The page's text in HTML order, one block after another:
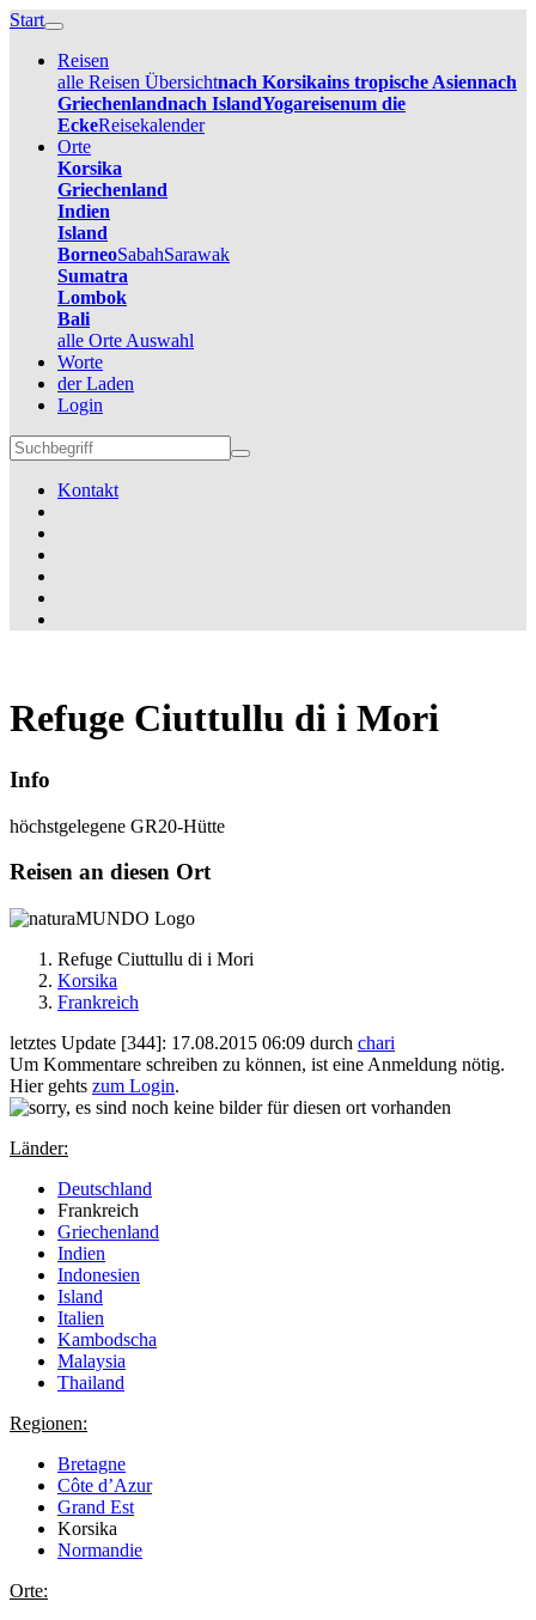
Start
Reisen
alle Reisen Übersichtnach Korsikains tropische Asiennach
Griechenlandnach IslandYogareisenum die
EckeReisekalender
Orte
Korsika
Griechenland
Indien
Island
BorneoSabahSarawak
Sumatra
Lombok
Bali
alle Orte Auswahl
Worte
der Laden
Login
Kontakt
Refuge Ciuttullu di i Mori
Info
höchstgelegene GR20-Hütte
Reisen an diesen Ort
Refuge Ciuttullu di i Mori
Korsika
Frankreich
letztes Update [344]: 17.08.2015 06:09 durch chari
Um Kommentare schreiben zu können, ist eine Anmeldung nötig.
Hier gehts zum Login.
Länder:
Deutschland
Frankreich
Griechenland
Indien
Indonesien
Island
Italien
Kambodscha
Malaysia
Thailand
Regionen:
Bretagne
Côte d’Azur
Grand Est
Korsika
Normandie
Orte: